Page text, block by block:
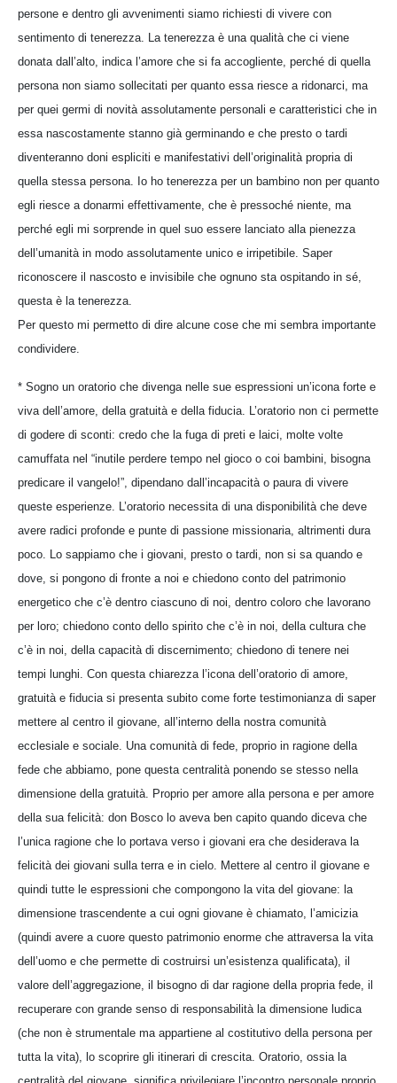
persone e dentro gli avvenimenti siamo richiesti di vivere con
sentimento di tenerezza. La tenerezza è una qualità che ci viene
donata dall’alto, indica l’amore che si fa accogliente, perché di quella
persona non siamo sollecitati per quanto essa riesce a ridonarci, ma
per quei germi di novità assolutamente personali e caratteristici che in
essa nascostamente stanno già germinando e che presto o tardi
diventeranno doni espliciti e manifestativi dell’originalità propria di
quella stessa persona. Io ho tenerezza per un bambino non per quanto
egli riesce a donarmi effettivamente, che è pressoché niente, ma
perché egli mi sorprende in quel suo essere lanciato alla pienezza
dell’umanità in modo assolutamente unico e irripetibile. Saper
riconoscere il nascosto e invisibile che ognuno sta ospitando in sé,
questa è la tenerezza.
Per questo mi permetto di dire alcune cose che mi sembra importante
condividere.
* Sogno un oratorio che divenga nelle sue espressioni un’icona forte e
viva dell’amore, della gratuità e della fiducia. L’oratorio non ci permette
di godere di sconti: credo che la fuga di preti e laici, molte volte
camuffata nel “inutile perdere tempo nel gioco o coi bambini, bisogna
predicare il vangelo!”, dipendano dall’incapacità o paura di vivere
queste esperienze. L’oratorio necessita di una disponibilità che deve
avere radici profonde e punte di passione missionaria, altrimenti dura
poco. Lo sappiamo che i giovani, presto o tardi, non si sa quando e
dove, si pongono di fronte a noi e chiedono conto del patrimonio
energetico che c’è dentro ciascuno di noi, dentro coloro che lavorano
per loro; chiedono conto dello spirito che c’è in noi, della cultura che
c’è in noi, della capacità di discernimento; chiedono di tenere nei
tempi lunghi. Con questa chiarezza l’icona dell’oratorio di amore,
gratuità e fiducia si presenta subito come forte testimonianza di saper
mettere al centro il giovane, all’interno della nostra comunità
ecclesiale e sociale. Una comunità di fede, proprio in ragione della
fede che abbiamo, pone questa centralità ponendo se stesso nella
dimensione della gratuità. Proprio per amore alla persona e per amore
della sua felicità: don Bosco lo aveva ben capito quando diceva che
l’unica ragione che lo portava verso i giovani era che desiderava la
felicità dei giovani sulla terra e in cielo. Mettere al centro il giovane e
quindi tutte le espressioni che compongono la vita del giovane: la
dimensione trascendente a cui ogni giovane è chiamato, l’amicizia
(quindi avere a cuore questo patrimonio enorme che attraversa la vita
dell’uomo e che permette di costruirsi un’esistenza qualificata), il
valore dell’aggregazione, il bisogno di dar ragione della propria fede, il
recuperare con grande senso di responsabilità la dimensione ludica
(che non è strumentale ma appartiene al costitutivo della persona per
tutta la vita), lo scoprire gli itinerari di crescita. Oratorio, ossia la